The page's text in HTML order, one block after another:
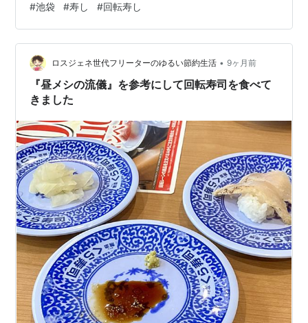
いってもその魅力はネタの大きさと新鮮さ。値段はふつ
うの回転寿司の1.5倍くらいなんですが、そのおいしいさ
とネタが大きい分食べ応えがあって食べ終わった後の満
足感はひとしお。(これがNo.1の実力か…！)我が家では誕
生日や記念日などの特別な日に、家族で食べに行きま
す。 コロナ禍という事…
#池袋 #寿し #回転寿し
ロスジェネ世代フリーターのゆるい節約生活 • 9ヶ月前
『昼メシの流儀』を参考にして回転寿司を食べて
きました